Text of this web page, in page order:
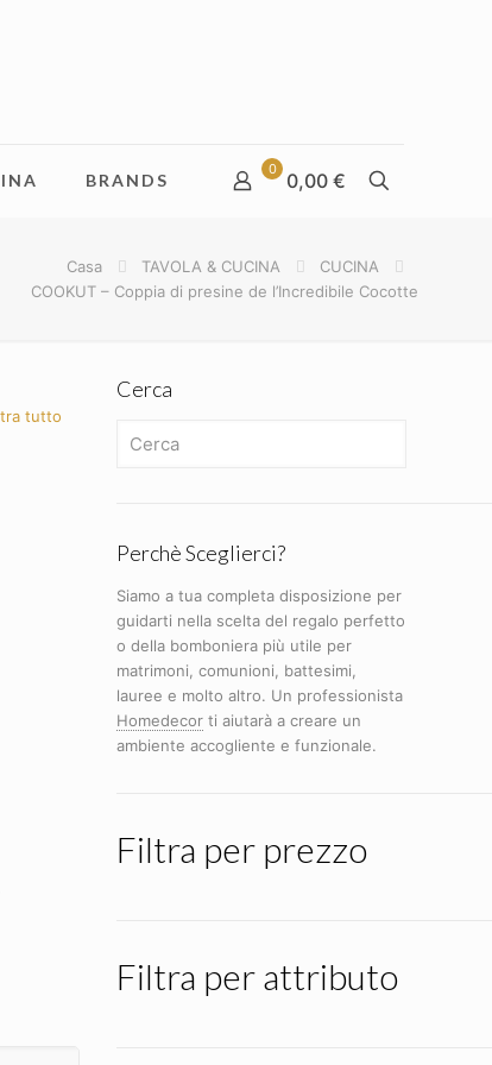
BRANDS
0 0,00 €
Casa TAVOLA & CUCINA
CUCINA
COOKUT – Coppia di presine de l’Incredibile Cocotte
tutto
Cerca
Perchè Sceglierci?
Siamo a tua completa disposizione per
guidarti nella scelta del regalo perfetto
o della bomboniera più utile per
matrimoni, comunioni, battesimi,
lauree e molto altro. Un professionista
Homedecorti aiutarà a creare un
ambiente accogliente e funzionale.
Filtra per prezzo
Filtra per attributo